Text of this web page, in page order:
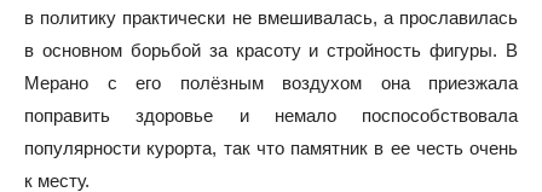
в политику практически не вмешивалась, а прославилась
в основном борьбой за красоту и стройность фигуры. В
Мерано с его полёзным воздухом она приезжала
поправить здоровье и немало поспособствовала
популярности курорта, так что памятник в ее честь очень
к месту.